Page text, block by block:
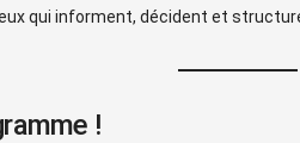
qui informent, décident et
!